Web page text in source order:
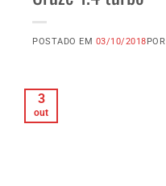
POSTADO EM 03/10/2018POR
3
out